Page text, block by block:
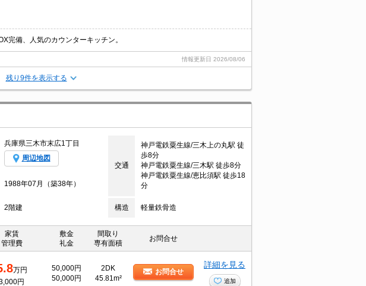
完備、人気のカウンターキッチン。
情報更新日 2026/08/06
残り9件を表示する
兵庫県三木市末広1丁目
周辺地図
交通
神戸電鉄粟生線/三木上の丸駅 徒
歩8分
神戸電鉄粟生線/三木駅 徒歩8分
神戸電鉄粟生線/恵比須駅 徒歩18
分
1988年07月（築38年）
2階建 構造 軽量鉄骨造
家賃
管理費
敷金
礼金
間取り
専有面積
お問合せ
万円
円
50,000円
50,000円
2DK
45.81m²
お問合せ
詳細を見る
追加